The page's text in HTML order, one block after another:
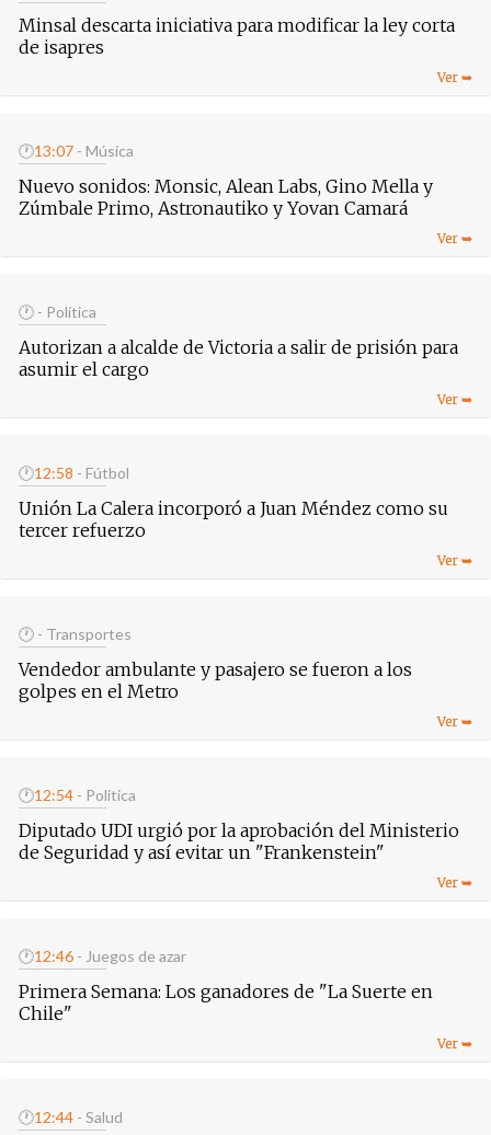
Minsal descarta iniciativa para modificar la ley corta
de isapres
🕐13:07 - Música
Nuevo sonidos: Monsic, Alean Labs, Gino Mella y
Zúmbale Primo, Astronautiko y Yovan Camará
🕐 - Política
Autorizan a alcalde de Victoria a salir de prisión para
asumir el cargo
🕐12:58 - Fútbol
Unión La Calera incorporó a Juan Méndez como su
tercer refuerzo
🕐 - Transportes
Vendedor ambulante y pasajero se fueron a los
golpes en el Metro
🕐12:54 - Política
Diputado UDI urgió por la aprobación del Ministerio
de Seguridad y así evitar un "Frankenstein"
🕐12:46 - Juegos de azar
Primera Semana: Los ganadores de "La Suerte en
Chile"
🕐12:44 - Salud